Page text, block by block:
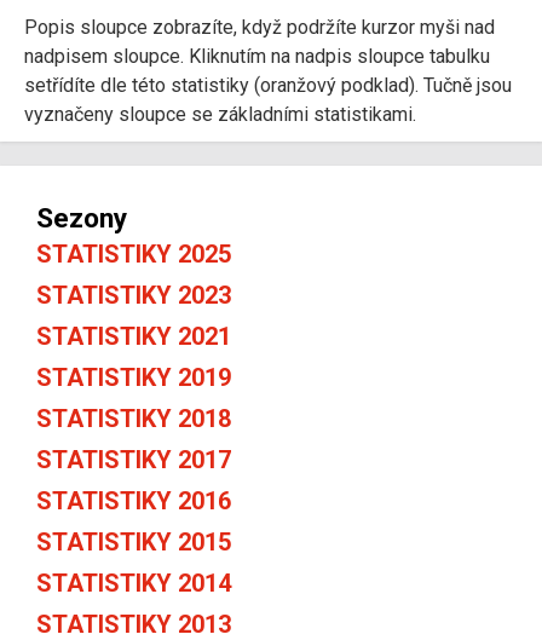
Popis sloupce zobrazíte, když podržíte kurzor myši nad
nadpisem sloupce. Kliknutím na nadpis sloupce tabulku
setřídíte dle této statistiky (oranžový podklad). Tučně jsou
vyznačeny sloupce se základními statistikami.
Sezony
STATISTIKY 2025
STATISTIKY 2023
STATISTIKY 2021
STATISTIKY 2019
STATISTIKY 2018
STATISTIKY 2017
STATISTIKY 2016
STATISTIKY 2015
STATISTIKY 2014
STATISTIKY 2013